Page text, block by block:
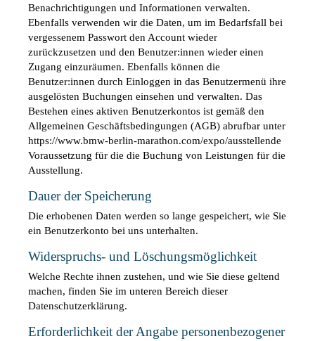
Benachrichtigungen und Informationen verwalten.
Ebenfalls verwenden wir die Daten, um im Bedarfsfall bei
vergessenem Passwort den Account wieder
zurückzusetzen und den Benutzer:innen wieder einen
Zugang einzuräumen. Ebenfalls können die
Benutzer:innen durch Einloggen in das Benutzermenü ihre
ausgelösten Buchungen einsehen und verwalten. Das
Bestehen eines aktiven Benutzerkontos ist gemäß den
Allgemeinen Geschäftsbedingungen (AGB) abrufbar unter
https://www.bmw-berlin-marathon.com/expo/ausstellende
Voraussetzung für die die Buchung von Leistungen für die
Ausstellung.
Dauer der Speicherung
Die erhobenen Daten werden so lange gespeichert, wie Sie
ein Benutzerkonto bei uns unterhalten.
Widerspruchs- und Löschungsmöglichkeit
Welche Rechte ihnen zustehen, und wie Sie diese geltend
machen, finden Sie im unteren Bereich dieser
Datenschutzerklärung.
Erforderlichkeit der Angabe personenbezogener